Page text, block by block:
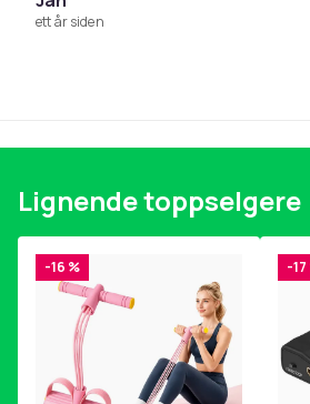
ett år siden
Lignende toppselgere
-16 % -17